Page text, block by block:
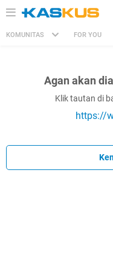
KOMUNITAS FOR YOU
Agan akan
Klik tautan di
https://